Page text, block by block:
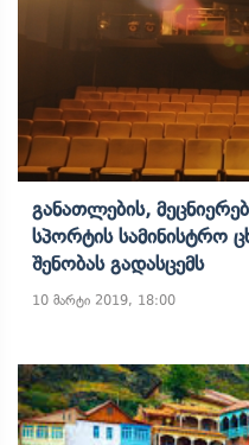
Განათლების,
Სპორტის Სამინისტრო
Შენობას Გადასცემს
10 მარტი 2019, 18:00